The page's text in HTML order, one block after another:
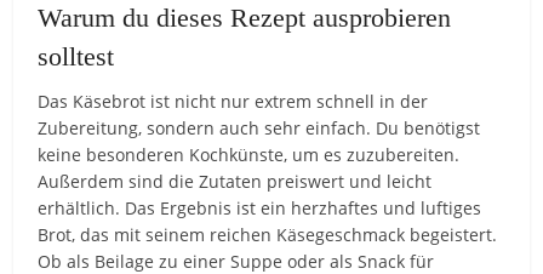
Warum du dieses Rezept ausprobieren
solltest
Das Käsebrot ist nicht nur extrem schnell in der
Zubereitung, sondern auch sehr einfach. Du benötigst
keine besonderen Kochkünste, um es zuzubereiten.
Außerdem sind die Zutaten preiswert und leicht
erhältlich. Das Ergebnis ist ein herzhaftes und luftiges
Brot, das mit seinem reichen Käsegeschmack begeistert.
Ob als Beilage zu einer Suppe oder als Snack für